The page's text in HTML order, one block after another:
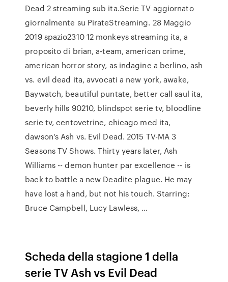
Dead 2 streaming sub ita.Serie TV aggiornato
giornalmente su PirateStreaming. 28 Maggio
2019 spazio2310 12 monkeys streaming ita, a
proposito di brian, a-team, american crime,
american horror story, as indagine a berlino, ash
vs. evil dead ita, avvocati a new york, awake,
Baywatch, beautiful puntate, better call saul ita,
beverly hills 90210, blindspot serie tv, bloodline
serie tv, centovetrine, chicago med ita,
dawson's Ash vs. Evil Dead. 2015 TV-MA 3
Seasons TV Shows. Thirty years later, Ash
Williams -- demon hunter par excellence -- is
back to battle a new Deadite plague. He may
have lost a hand, but not his touch. Starring:
Bruce Campbell, Lucy Lawless, …
Scheda della stagione 1 della
serie TV Ash vs Evil Dead